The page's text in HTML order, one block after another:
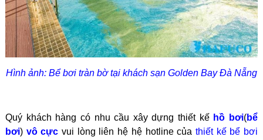
Hình ảnh: Bể bơi tràn bờ tại khách sạn Golden Bay Đà Nẵng
Quý khách hàng có nhu cầu xây dựngthiết kế hồ bơi(bể
bơi) vô cực vui lòng liên hệ hệ hotline của thiết kế bể bơi